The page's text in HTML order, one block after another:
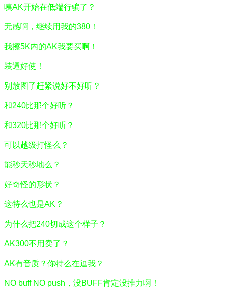
咦AK开始在低端行骗了？
无感啊，继续用我的380！
我擦5K内的AK我要买啊！
装逼好使！
别放图了赶紧说好不好听？
和240比那个好听？
和320比那个好听？
可以越级打怪么？
能秒天秒地么？
好奇怪的形状？
这特么也是AK？
为什么把240切成这个样子？
AK300不用卖了？
AK有音质？你特么在逗我？
NO buff NO push，没BUFF肯定没推力啊！